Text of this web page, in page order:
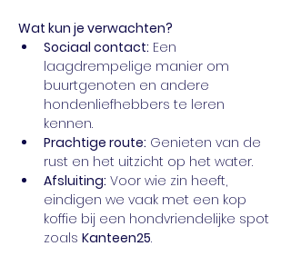
Wat kun je verwachten?
Sociaal contact: Een
laagdrempelige manier om
buurtgenoten en andere
hondenliefhebbers te leren
kennen.
Prachtige route: Genieten van de
rust en het uitzicht op het water.
Afsluiting: Voor wie zin heeft,
eindigen we vaak met een kop
koffie bij een hondvriendelijke spot
zoals Kanteen25.